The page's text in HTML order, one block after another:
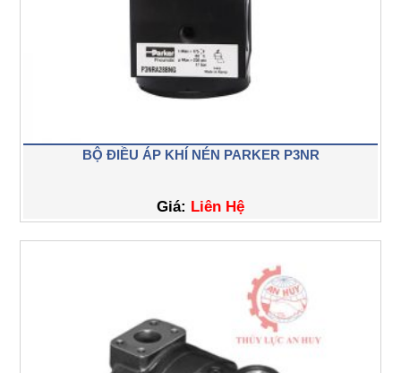
BỘ ĐIỀU ÁP KHÍ NÉN PARKER P3NR
Giá: Liên Hệ